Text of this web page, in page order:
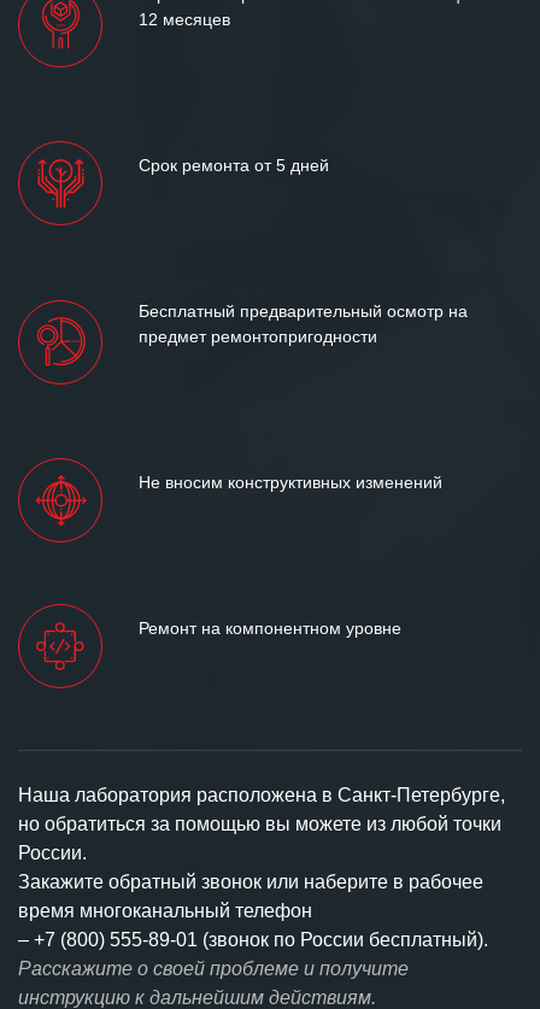
12 месяцев
Срок ремонта от 5 дней
Бесплатный предварительный осмотр на
предмет ремонтопригодности
Не вносим конструктивных изменений
Ремонт на компонентном уровне
Наша лаборатория расположена в Санкт-Петербурге,
но обратиться за помощью вы можете из любой точки
России.
Закажите обратный звонок или наберите в рабочее
время многоканальный телефон
– +7 (800) 555-89-01 (звонок по России бесплатный).
Расскажите о своей проблеме и получите
инструкцию к дальнейшим действиям.